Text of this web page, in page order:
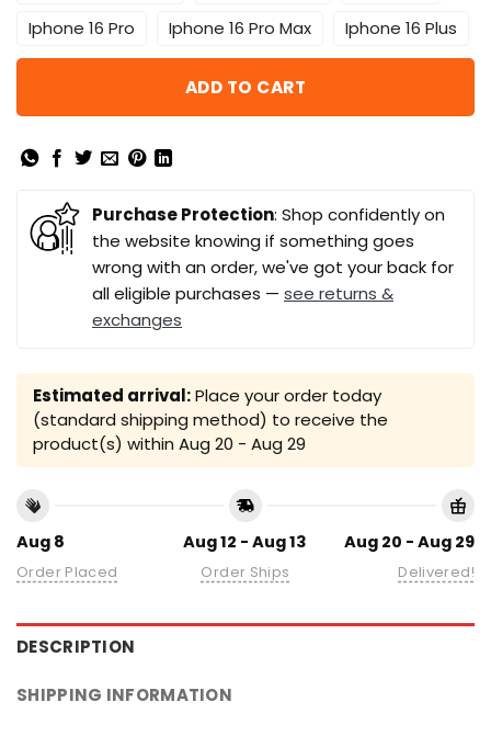
Iphone 16 Pro
Iphone 16 Pro Max Iphone 16 Plus
ADD TO CART
Purchase Protection: Shop confidently on
the website knowing if something goes
wrong with an order, we've got your back for
all eligible purchases — see returns &
exchanges
Estimated arrival:Place your order today
(standard shipping method) to receive the
product(s) within Aug 20 - Aug 29
Aug 8
Order Placed
Aug 12 - Aug 13
Order Ships
Aug 20 - Aug 29
Delivered!
DESCRIPTION
SHIPPING INFORMATION